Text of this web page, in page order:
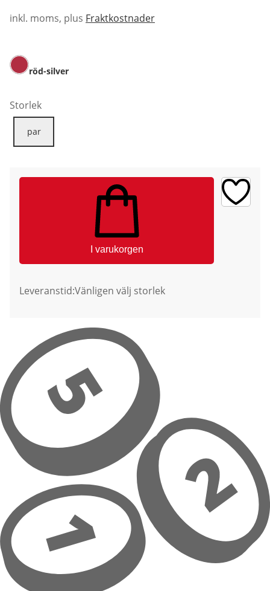
inkl. moms, plus Fraktkostnader
röd-silver
Storlek
par
I varukorgen
Leveranstid:Vänligen välj storlek